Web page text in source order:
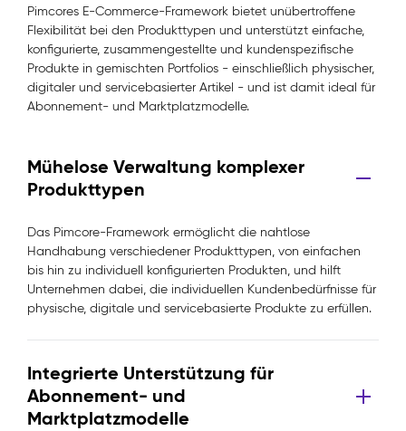
Pimcores E-Commerce-Framework bietet unübertroffene
Flexibilität bei den Produkttypen und unterstützt einfache,
konfigurierte, zusammengestellte und kundenspezifische
Produkte in gemischten Portfolios - einschließlich physischer,
digitaler und servicebasierter Artikel - und ist damit ideal für
Abonnement- und Marktplatzmodelle.
Mühelose Verwaltung komplexer
Produkttypen
Das Pimcore-Framework ermöglicht die nahtlose
Handhabung verschiedener Produkttypen, von einfachen
bis hin zu individuell konfigurierten Produkten, und hilft
Unternehmen dabei, die individuellen Kundenbedürfnisse für
physische, digitale und servicebasierte Produkte zu erfüllen.
Integrierte Unterstützung für
Abonnement- und
Marktplatzmodelle